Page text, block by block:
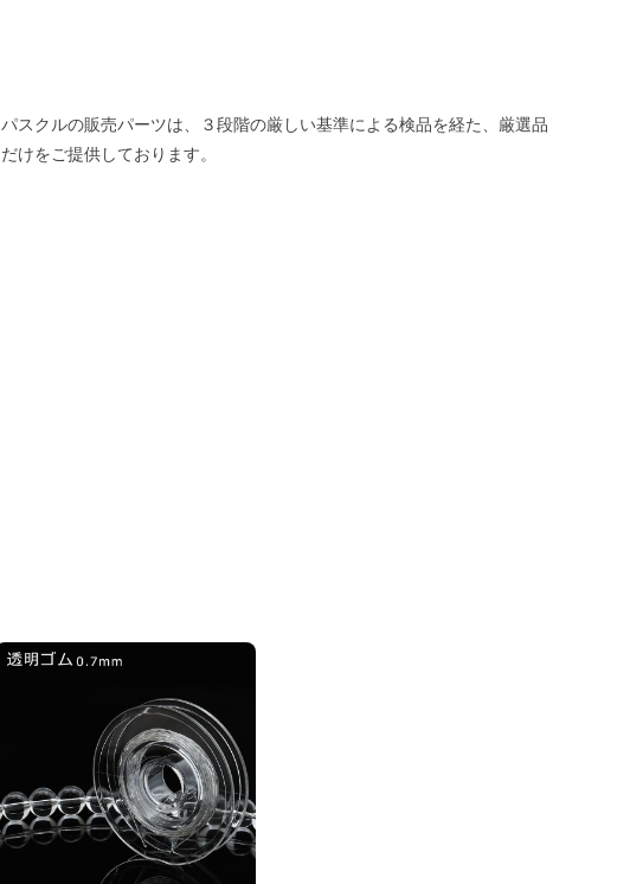
パスクルの販売パーツは、３段階の厳しい基準による検品を経た、厳選品
だけをご提供しております。